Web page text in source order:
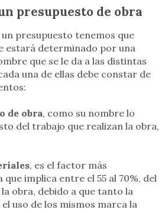
presupuesto de obra
presupuesto tenemos que
estará determinado por una
que se le da a las distintas
una de ellas debe constar de
de obra, como su nombre lo
del trabajo que realizan la obra,
, es el factor más
implica entre el 55 al 70%, del
obra, debido a que tanto la
uso de los mismos marca la